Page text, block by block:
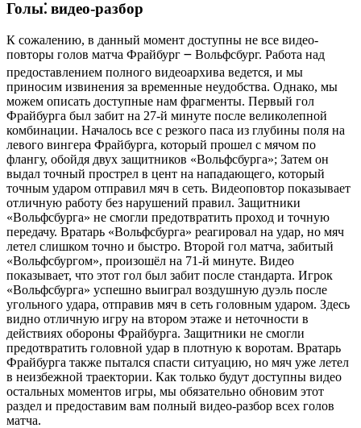
Голы⁚ видео-разбор
К сожалению, в данный момент доступны не все видео-
повторы голов матча Фрайбург ౼ Вольфсбург. Работа над
предоставлением полного видеоархива ведется, и мы
приносим извинения за временные неудобства. Однако, мы
можем описать доступные нам фрагменты. Первый гол
Фрайбурга был забит на 27-й минуте после великолепной
комбинации. Началось все с резкого паса из глубины поля на
левого вингера Фрайбурга, который прошел с мячом по
флангу, обойдя двух защитников «Вольфсбурга»; Затем он
выдал точный прострел в цент на нападающего, который
точным ударом отправил мяч в сеть. Видеоповтор показывает
отличную работу без нарушений правил. Защитники
«Вольфсбурга» не смогли предотвратить проход и точную
передачу. Вратарь «Вольфсбурга» реагировал на удар, но мяч
летел слишком точно и быстро. Второй гол матча, забитый
«Вольфсбургом», произошёл на 71-й минуте. Видео
показывает, что этот гол был забит после стандарта. Игрок
«Вольфсбурга» успешно выиграл воздушную дуэль после
угольного удара, отправив мяч в сеть головным ударом. Здесь
видно отличную игру на втором этаже и неточности в
действиях обороны Фрайбурга. Защитники не смогли
предотвратить головной удар в плотную к воротам. Вратарь
Фрайбурга также пытался спасти ситуацию, но мяч уже летел
в неизбежной траектории. Как только будут доступны видео
остальных моментов игры, мы обязательно обновим этот
раздел и предоставим вам полный видео-разбор всех голов
матча.